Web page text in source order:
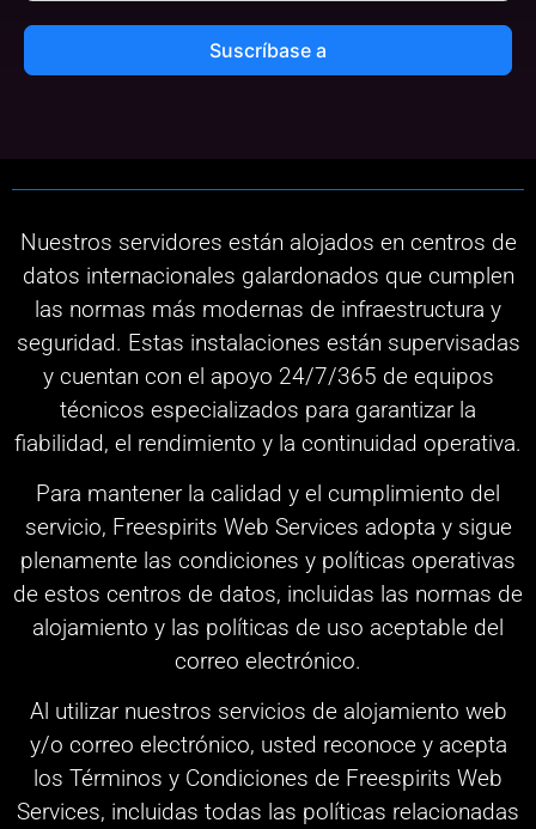
Suscríbase a
Nuestros servidores están alojados en centros de
datos internacionales galardonados que cumplen
las normas más modernas de infraestructura y
seguridad. Estas instalaciones están supervisadas
y cuentan con el apoyo 24/7/365 de equipos
técnicos especializados para garantizar la
fiabilidad, el rendimiento y la continuidad operativa.
Para mantener la calidad y el cumplimiento del
servicio, Freespirits Web Services adopta y sigue
plenamente las condiciones y políticas operativas
de estos centros de datos, incluidas las normas de
alojamiento y las políticas de uso aceptable del
correo electrónico.
Al utilizar nuestros servicios de alojamiento web
y/o correo electrónico, usted reconoce y acepta
los Términos y Condiciones de Freespirits Web
Services, incluidas todas las políticas relacionadas